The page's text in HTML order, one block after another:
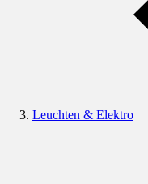
Leuchten & Elektro